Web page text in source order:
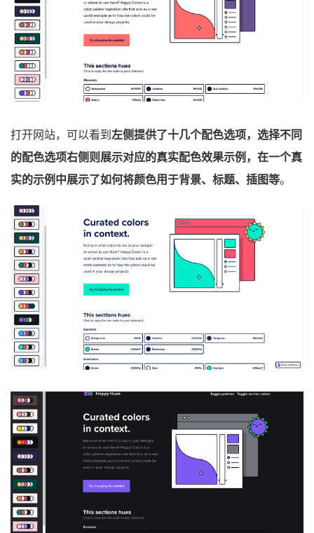
打开网站，可以看到 左侧提供了十几个配色选项，选择不同
的配色选项右侧则展示对应的真实配色效果示例，在一个真
实的示例中展示了如何将颜色用于背景、标题、插图等。